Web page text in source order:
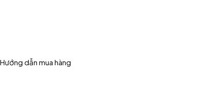
Hướng dẫn mua hàng